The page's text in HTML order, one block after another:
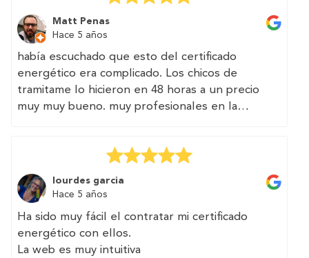
Matt Penas
Hace 5 años
había escuchado que esto del certificado
energético era complicado. Los chicos de
tramitame lo hicieron en 48 horas a un precio
muy muy bueno. muy profesionales en la
(Translated by Google)
I had heard that this energy certificate thing was
complicated. The guys from processing it in 48
hours at a very very good price. very
professional in phone service
lourdes garcia
Hace 5 años
Ha sido muy fácil el contratar mi certificado
energético con ellos.
La web es muy intuitiva